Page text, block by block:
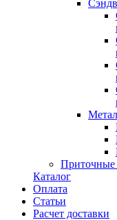
Приточные
Каталог
Оплата
Статьи
Расчет доставки